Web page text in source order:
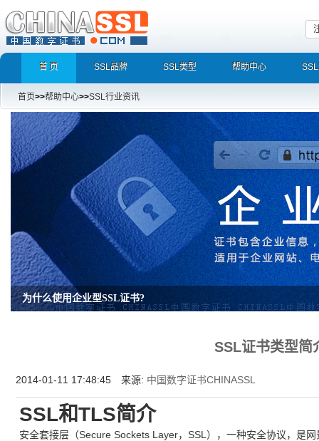
首 页 SSL品牌 SSL类型 帮助中心
首页>>帮助中心>>SSL行业资讯
为什么使用企业型SSL证书?
SSL证书类型简
2014-01-11 17:48:45 来源: 中国数字证书CHINASSL
SSL和TLS简介
安全套接层（Secure Sockets Layer，SSL），一种安全协议，是